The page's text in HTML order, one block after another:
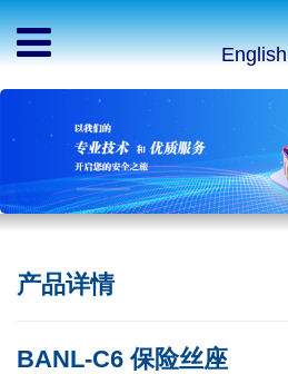
English
产品详情
BANL-C6 保险丝座